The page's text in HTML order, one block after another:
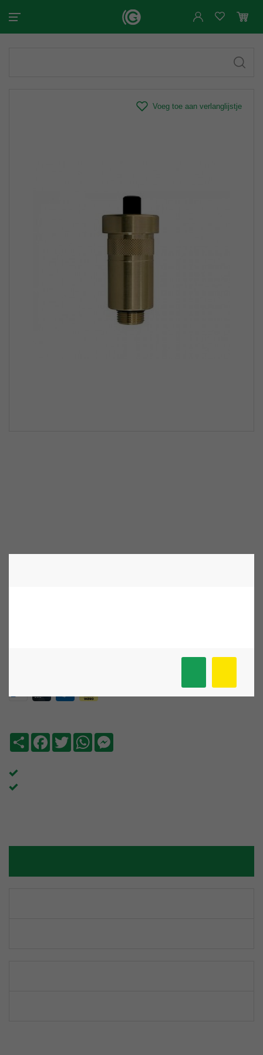
Voeg toe aan verlanglijstje